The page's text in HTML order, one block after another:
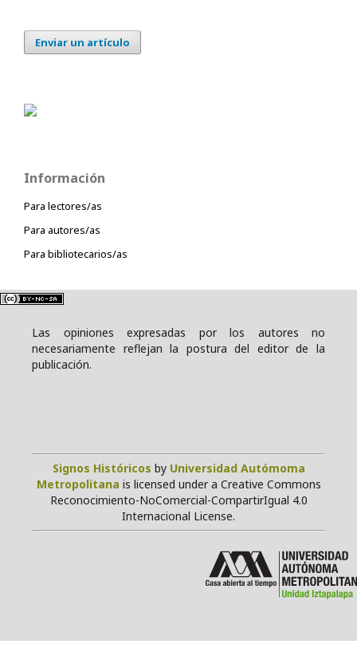
Enviar un artículo
Información
Para lectores/as
Para autores/as
Para bibliotecarios/as
Las opiniones expresadas por los autores no
necesariamente reflejan la postura del editor de la
publicación.
Signos Históricos by Universidad Autómoma
Metropolitana is licensed under a Creative Commons
Reconocimiento-NoComercial-CompartirIgual 4.0
Internacional License.